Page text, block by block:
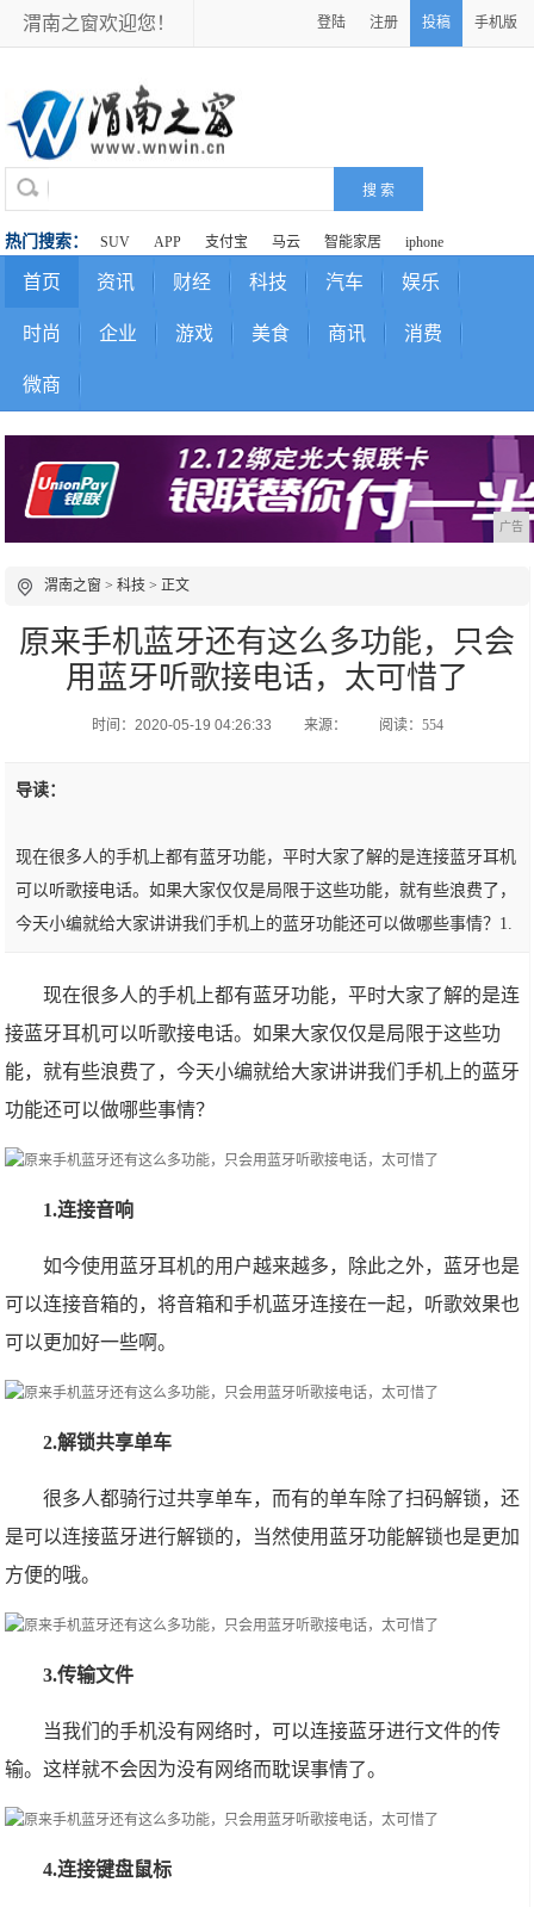
渭南之窗欢迎您！ 登陆 注册 投稿 手机版
热门搜索： SUV APP 支付宝 马云 智能家居 iphone
首页 资讯 财经 科技 汽车 娱乐
时尚 企业 游戏 美食 商讯 消费
微商
广告
渭南之窗 >科技 > 正文
原来手机蓝牙还有这么多功能，只会
用蓝牙听歌接电话，太可惜了
时间：2020-05-19 04:26:33 来源： 阅读：554
导读：
现在很多人的手机上都有蓝牙功能，平时大家了解的是连接蓝牙耳机
可以听歌接电话。如果大家仅仅是局限于这些功能，就有些浪费了，
今天小编就给大家讲讲我们手机上的蓝牙功能还可以做哪些事情？1.
现在很多人的手机上都有蓝牙功能，平时大家了解的是连
接蓝牙耳机可以听歌接电话。如果大家仅仅是局限于这些功
能，就有些浪费了，今天小编就给大家讲讲我们手机上的蓝牙
功能还可以做哪些事情？
1.连接音响
如今使用蓝牙耳机的用户越来越多，除此之外，蓝牙也是
可以连接音箱的，将音箱和手机蓝牙连接在一起，听歌效果也
可以更加好一些啊。
2.解锁共享单车
很多人都骑行过共享单车，而有的单车除了扫码解锁，还
是可以连接蓝牙进行解锁的，当然使用蓝牙功能解锁也是更加
方便的哦。
3.传输文件
当我们的手机没有网络时，可以连接蓝牙进行文件的传
输。这样就不会因为没有网络而耽误事情了。
4.连接键盘鼠标